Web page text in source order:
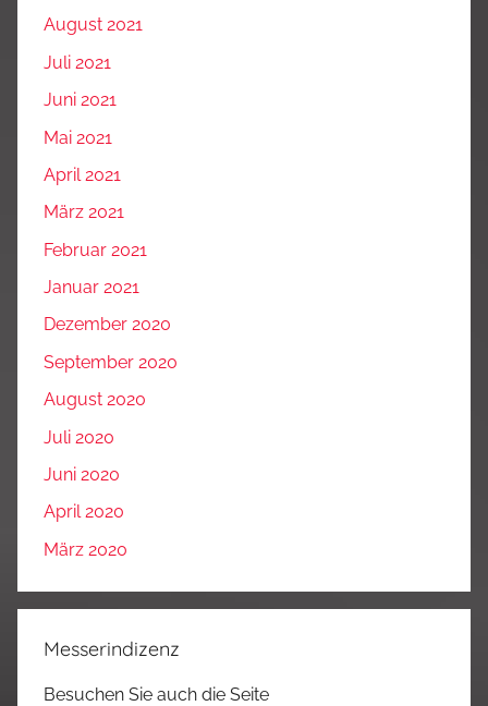
August 2021
Juli 2021
Juni 2021
Mai 2021
April 2021
März 2021
Februar 2021
Januar 2021
Dezember 2020
September 2020
August 2020
Juli 2020
Juni 2020
April 2020
März 2020
Messerindizenz
Besuchen Sie auch die Seite